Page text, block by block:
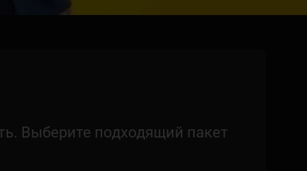
Выберите подходящий пакет